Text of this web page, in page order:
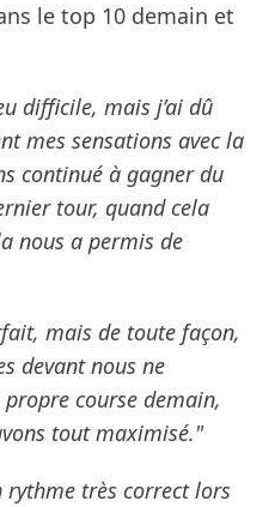
le top 10 demain et
difficile, mais j’ai dû
mes sensations avec la
continué à gagner du
tour, quand cela
nous a permis de
mais de toute façon,
devant nous ne
course demain,
tout maximisé."
rythme très correct lors